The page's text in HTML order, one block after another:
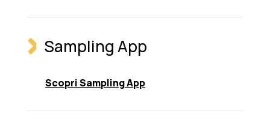
Sampling App
Scopri Sampling App